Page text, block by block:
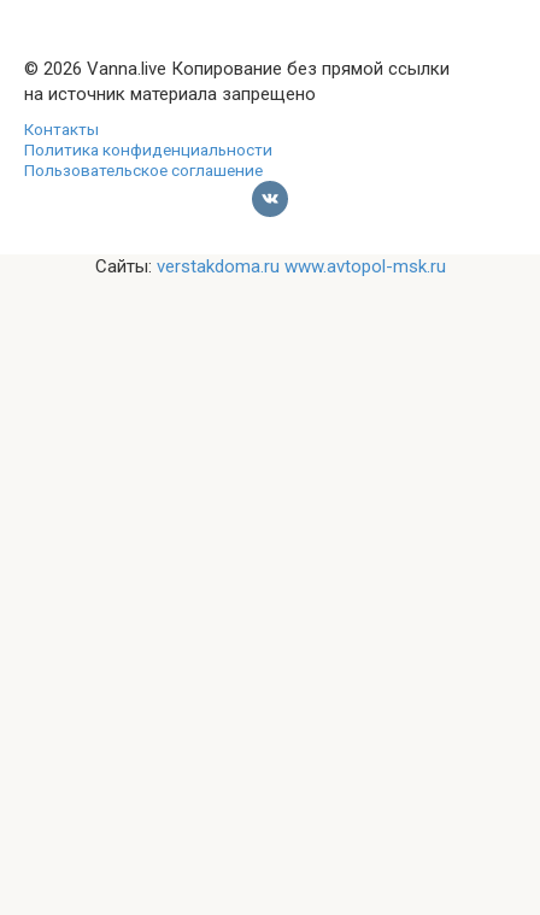
© 2026 Vanna.live Копирование без прямой ссылки
на источник материала запрещено
Контакты
Политика конфиденциальности
Пользовательское соглашение
Сайты: verstakdoma.ru www.avtopol-msk.ru